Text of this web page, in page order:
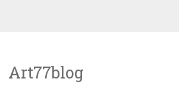
Art77blog